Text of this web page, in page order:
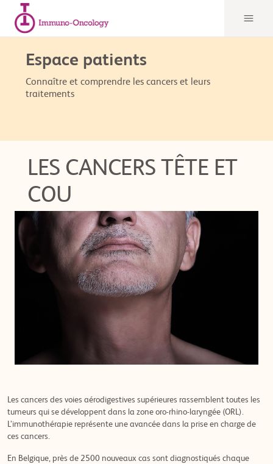
Espace patients
Connaître et comprendre les cancers et leurs
traitements
LES CANCERS TÊTE ET
COU
Les cancers des voies aérodigestives supérieures rassemblent toutes les
tumeurs qui se développent dans la zone oro-rhino-laryngée (ORL).
L’immunothérapie représente une avancée dans la prise en charge de
ces cancers.
En Belgique, près de 2500 nouveaux cas sont diagnostiqués chaque